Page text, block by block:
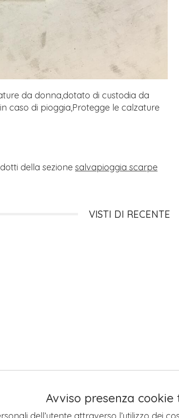
da donna,dotato di custodia da
caso di pioggia,Protegge le calzature
della sezione salvapioggia scarpe
VISTI DI RECENTE
Avviso presenza cookie
dell’utente attraverso l’utilizzo dei